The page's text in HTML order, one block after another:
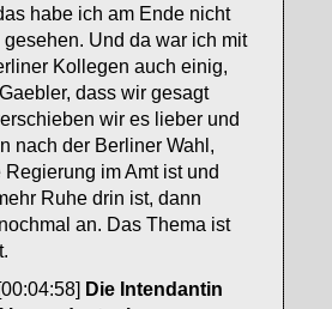
habe ich am Ende nicht
gesehen. Und da war ich mit
Kollegen auch einig,
dass wir gesagt
wir es lieber und
nach der Berliner Wahl,
im Amt ist und
Ruhe drin ist, dann
an. Das Thema ist
Die Intendantin